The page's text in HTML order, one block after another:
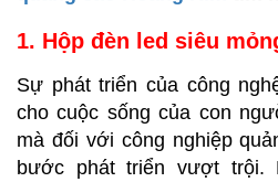
1. Hộp đèn led siêu
Sự phát triển của công
cho cuộc sống của con
mà đối với công nghiệp
bước phát triển vượt trội.